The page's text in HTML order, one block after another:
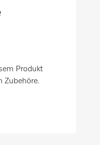
Produkt
Zubehöre.